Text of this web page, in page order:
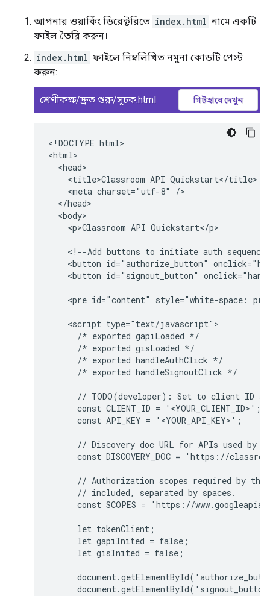
আপনার ওয়ার্কিং ডিরেক্টরিতে index.html নামে একটি
ফাইল তৈরি করুন।
index.html ফাইলে নিম্নলিখিত নমুনা কোডটি পেস্ট
করুন:
শ্রেণীকক্ষ/দ্রুত শুরু/সূচক.html গিটহাবে দেখুন
<!DOCTYPE html>
<html>
  <head>
    <title>Classroom API Quickstart</title>
    <meta charset="utf-8" />
  </head>
  <body>
    <p>Classroom API Quickstart</p>
<!--Add buttons to initiate auth sequence
<button id="authorize_button"
<button id="signout_button"
<pre id="content" style="white-space:
    <script type="text/javascript">
      /* exported gapiLoaded */
      /* exported gisLoaded */
      /* exported handleAuthClick */
      /* exported handleSignoutClick */
// TODO(developer): Set to client ID
      const CLIENT_ID = '<YOUR_CLIENT_ID>';
      const API_KEY = '<YOUR_API_KEY>';
// Discovery doc URL for APIs used by
const DISCOVERY_DOC = 'https://
// Authorization scopes required by
      // included, separated by spaces.
const SCOPES = 'https://
      let tokenClient;
      let gapiInited = false;
      let gisInited = false;